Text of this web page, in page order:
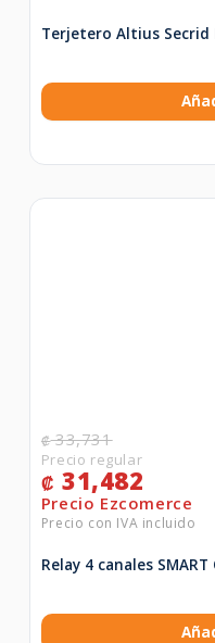
Terjetero Altius Secrid
₡33,731
₡ 31,482
Relay 4 canales SMART